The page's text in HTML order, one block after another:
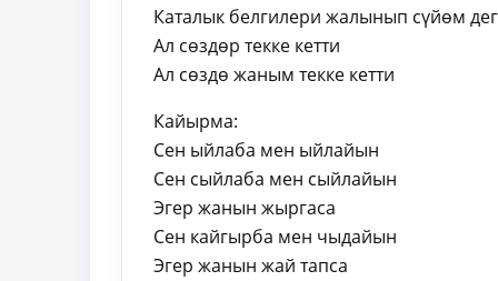
Каталык белгилери жалынып сүйөм
Ал сөздөр текке кетти
Ал сөздө жаным текке кетти
Кайырма:
Сен ыйлаба мен ыйлайын
Сен сыйлаба мен сыйлайын
Эгер жанын жыргаса
Сен кайгырба мен чыдайын
Эгер жанын жай тапса